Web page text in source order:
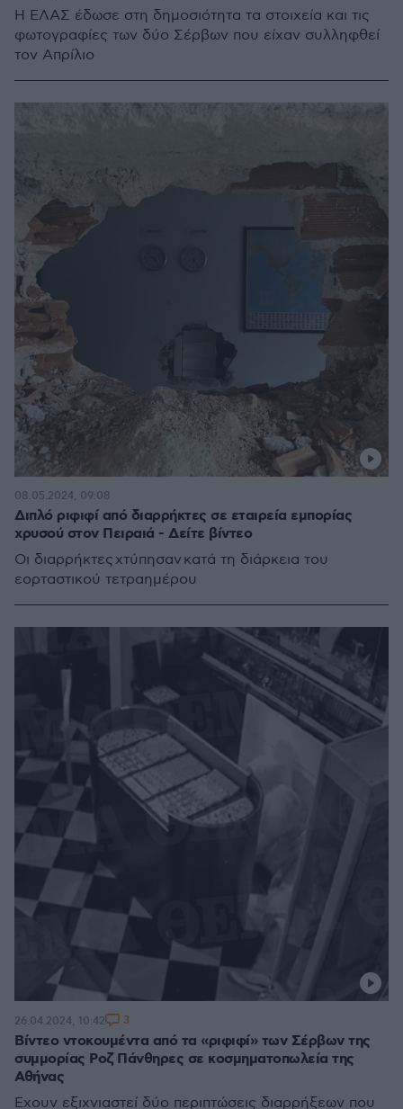
Η ΕΛΑΣ έδωσε στη δημοσιότητα τα στοιχεία και τις
φωτογραφίες των δύο Σέρβων που είχαν συλληφθεί
τον Απρίλιο
Διπλό ριφιφί από διαρρήκτες σε εταιρεία εμπορίας
χρυσού στον Πειραιά - Δείτε βίντεο
Οι διαρρήκτες χτύπησαν κατά τη διάρκεια του
εορταστικού τετραημέρου
08.05.2024, 09:08
Βίντεο ντοκουμέντα από τα «ριφιφί» των Σέρβων της
συμμορίας Ροζ Πάνθηρες σε κοσμηματοπωλεία της
Αθήνας
Έχουν εξιχνιαστεί δύο περιπτώσεις διαρρήξεων που
26.04.2024, 10:42 3